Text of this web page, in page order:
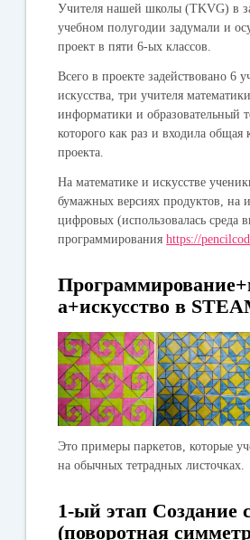
Учителя нашей школы (TKVG) в
учебном полугодии задумали и
проект в пяти 6-ых классов.
Всего в проекте задействовано 6
искусства, три учителя
информатики и образовательный
которого как раз и входила общая
проекта.
На математике и искусстве
бумажных версиях продуктов, на
цифровых (использовалась среда
программированияhttps://
а+искусство в
Это примеры паркетов, которые
на обычных тетрадных листочках.
1-ый этап Создание
(поворотная